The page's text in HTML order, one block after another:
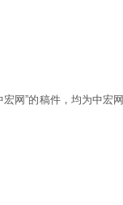
宏网”的稿件，均为中